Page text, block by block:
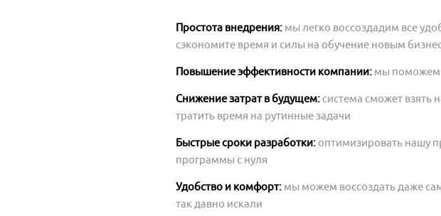
Простота внедрения: мы легко воссоздадим все
сэкономите время и силы на обучение новым
Повышение эффективности компании: мы поможем
Снижение затрат в будущем: система сможет взять
тратить время на рутинные задачи
Быстрые сроки разработки: оптимизировать нашу
программы с нуля
Удобство и комфорт: мы можем воссоздать даже
так давно искали